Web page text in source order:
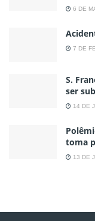
6 DE
7 DE
S.
ser
14 DE
toma
13 DE